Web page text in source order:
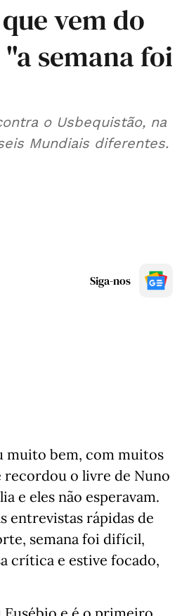
vem do
semana foi
o Usbequistão, na
Mundiais diferentes.
Siga-nos
muito bem, com muitos
recordou o livre de Nuno
e eles não esperavam.
entrevistas rápidas de
semana foi difícil,
crítica e estive focado,